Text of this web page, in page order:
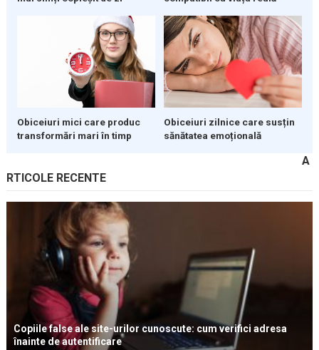
Obiceiuri mici care produc
transformări mari în timp
Obiceiuri zilnice care susțin
sănătatea emoțională
A
RTICOLE RECENTE
Copiile false ale site-urilor cunoscute: cum verifici adresa
înainte de autentificare